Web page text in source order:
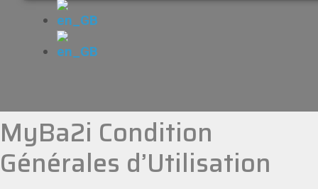
MyBa2i Condition
Générales d’Utilisation